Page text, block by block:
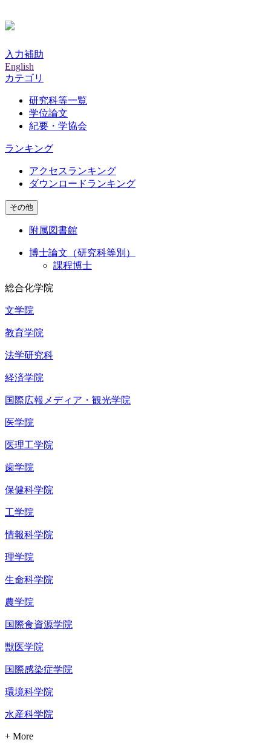
入力補助
English
カテゴリ
研究科等一覧
学位論文
紀要・学協会
ランキング
アクセスランキング
ダウンロードランキング
その他
附属図書館
博士論文（研究科等別）
課程博士
総合化学院
文学院
教育学院
法学研究科
経済学院
国際広報メディア・観光学院
医学院
医理工学院
歯学院
保健科学院
工学院
情報科学院
理学院
生命科学院
農学院
国際食資源学院
獣医学院
国際感染症学院
環境科学院
水産科学院
+ More